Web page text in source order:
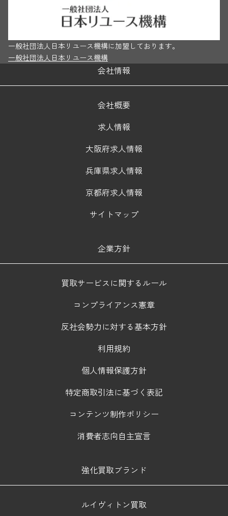
一般社団法人日本リユース機構に加盟しております。
一般社団法人日本リユース機構
会社情報
会社概要
求人情報
大阪府求人情報
兵庫県求人情報
京都府求人情報
サイトマップ
企業方針
買取サービスに関するルール
コンプライアンス憲章
反社会勢力に対する基本方針
利用規約
個人情報保護方針
特定商取引法に基づく表記
コンテンツ制作ポリシー
消費者志向自主宣言
強化買取ブランド
ルイヴィトン買取